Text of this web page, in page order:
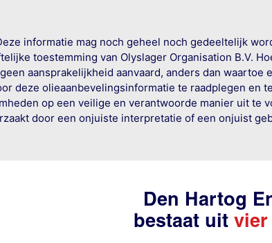
informatie mag noch geheel noch gedeeltelijk
toestemming van Olyslager Organisation B.V.
aansprakelijkheid aanvaard, anders dan
deze olieaanbevelingsinformatie te raadplegen
op een veilige en verantwoorde manier uit
door een onjuiste interpretatie of een onjuist
Den Hartog
bestaat uit